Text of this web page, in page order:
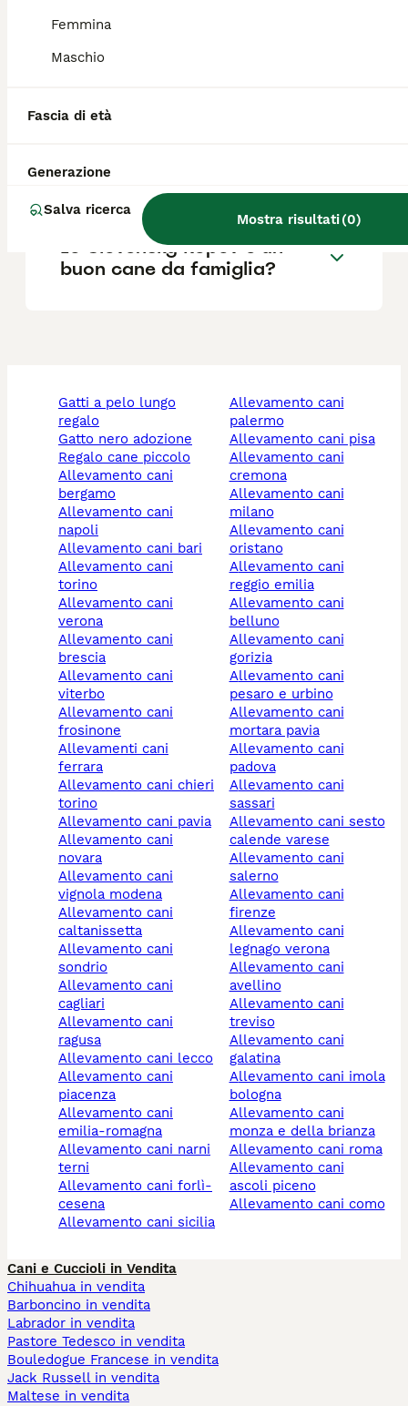
Femmina
Maschio
Fascia di età
Generazione
Salva ricerca
Mostra risultati(0)
allevamenti di Slovensky
Slovensky Kopov?
Lo Slovensky Kopov è un
buon cane da famiglia?
gatti a pelo lungo
regalo
gatto nero adozione
regalo cane piccolo
allevamento cani
bergamo
allevamento cani
napoli
allevamento cani bari
allevamento cani
torino
allevamento cani
verona
allevamento cani
brescia
allevamento cani
viterbo
allevamento cani
frosinone
allevamenti cani
ferrara
allevamento cani chieri
torino
allevamento cani pavia
allevamento cani
novara
allevamento cani
vignola modena
allevamento cani
caltanissetta
allevamento cani
sondrio
allevamento cani
cagliari
allevamento cani
ragusa
allevamento cani lecco
allevamento cani
piacenza
allevamento cani
emilia-romagna
allevamento cani narni
terni
allevamento cani forlì-
cesena
allevamento cani sicilia
allevamento cani
palermo
allevamento cani pisa
allevamento cani
cremona
allevamento cani
milano
allevamento cani
oristano
allevamento cani
reggio emilia
allevamento cani
belluno
allevamento cani
gorizia
allevamento cani
pesaro e urbino
allevamento cani
mortara pavia
allevamento cani
padova
allevamento cani
sassari
allevamento cani sesto
calende varese
allevamento cani
salerno
allevamento cani
firenze
allevamento cani
legnago verona
allevamento cani
avellino
allevamento cani
treviso
allevamento cani
galatina
allevamento cani imola
bologna
allevamento cani
monza e della brianza
allevamento cani roma
allevamento cani
ascoli piceno
allevamento cani como
Cani e Cuccioli in Vendita
Chihuahua in vendita
Barboncino in vendita
Labrador in vendita
Pastore Tedesco in vendita
Bouledogue Francese in vendita
Jack Russell in vendita
Maltese in vendita